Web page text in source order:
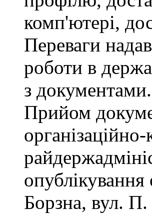
комп'ютері,
Переваги
роботи в
з документами.
Прийом
Борзна, вул.